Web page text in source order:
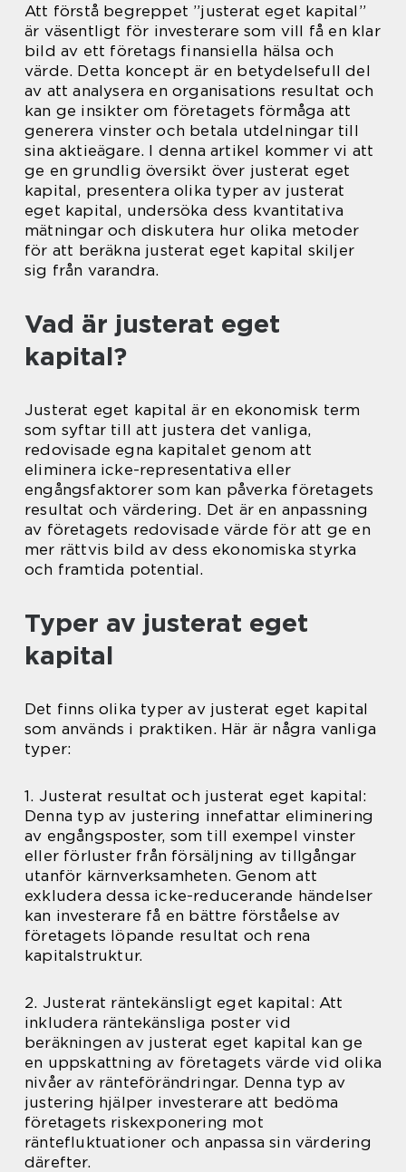
Att förstå begreppet ”justerat eget kapital”
är väsentligt för investerare som vill få en klar
bild av ett företags finansiella hälsa och
värde. Detta koncept är en betydelsefull del
av att analysera en organisations resultat och
kan ge insikter om företagets förmåga att
generera vinster och betala utdelningar till
sina aktieägare. I denna artikel kommer vi att
ge en grundlig översikt över justerat eget
kapital, presentera olika typer av justerat
eget kapital, undersöka dess kvantitativa
mätningar och diskutera hur olika metoder
för att beräkna justerat eget kapital skiljer
sig från varandra.
Vad är justerat eget
kapital?
Justerat eget kapital är en ekonomisk term
som syftar till att justera det vanliga,
redovisade egna kapitalet genom att
eliminera icke-representativa eller
engångsfaktorer som kan påverka företagets
resultat och värdering. Det är en anpassning
av företagets redovisade värde för att ge en
mer rättvis bild av dess ekonomiska styrka
och framtida potential.
Typer av justerat eget
kapital
Det finns olika typer av justerat eget kapital
som används i praktiken. Här är några vanliga
typer:
1. Justerat resultat och justerat eget kapital:
Denna typ av justering innefattar eliminering
av engångsposter, som till exempel vinster
eller förluster från försäljning av tillgångar
utanför kärnverksamheten. Genom att
exkludera dessa icke-reducerande händelser
kan investerare få en bättre förståelse av
företagets löpande resultat och rena
kapitalstruktur.
2. Justerat räntekänsligt eget kapital: Att
inkludera räntekänsliga poster vid
beräkningen av justerat eget kapital kan ge
en uppskattning av företagets värde vid olika
nivåer av ränteförändringar. Denna typ av
justering hjälper investerare att bedöma
företagets riskexponering mot
räntefluktuationer och anpassa sin värdering
därefter.